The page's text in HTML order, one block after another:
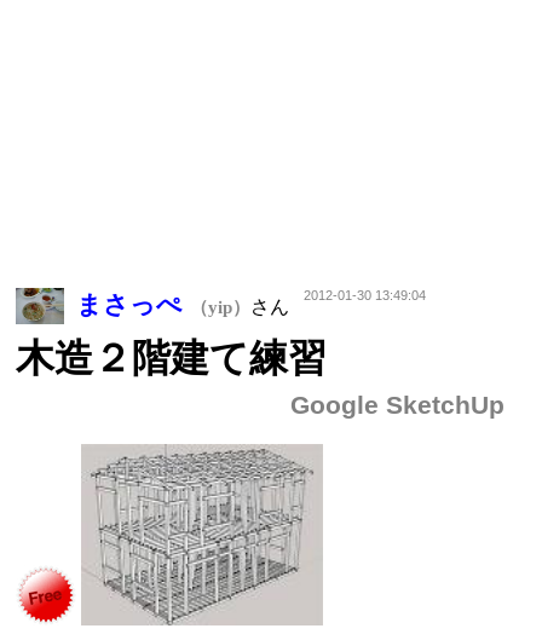
まさっぺ （yip） さん
2012-01-30 13:49:04
木造２階建て練習
Google SketchUp